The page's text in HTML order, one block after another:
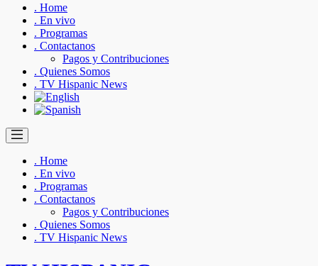
. Home
. En vivo
. Programas
. Contactanos
Pagos y Contribuciones
. Quienes Somos
. TV Hispanic News
. Home
. En vivo
. Programas
. Contactanos
Pagos y Contribuciones
. Quienes Somos
. TV Hispanic News